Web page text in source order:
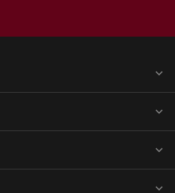



keyboard_arrow_down